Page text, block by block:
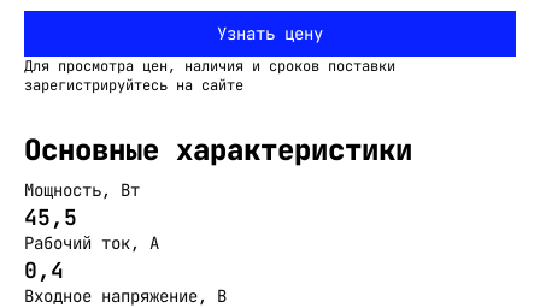
Узнать цену
Для просмотра цен, наличия и сроков поставки
зарегистрируйтесь на сайте
Основные характеристики
Мощность, Вт
45,5
Рабочий ток, А
0,4
Входное напряжение, В